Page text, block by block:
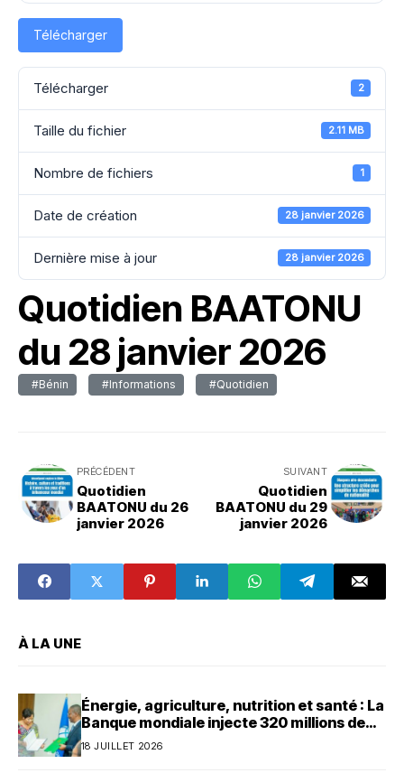
Télécharger
Télécharger 2
Taille du fichier 2.11 MB
Nombre de fichiers 1
Date de création 28 janvier 2026
Dernière mise à jour 28 janvier 2026
Quotidien BAATONU
du 28 janvier 2026
#Bénin #Informations #Quotidien
PRÉCÉDENT
Quotidien
BAATONU du 26
janvier 2026
SUIVANT
Quotidien
BAATONU du 29
janvier 2026
À LA UNE
Énergie, agriculture, nutrition et santé : La
Banque mondiale injecte 320 millions de
dollars au Bénin
18 JUILLET 2026